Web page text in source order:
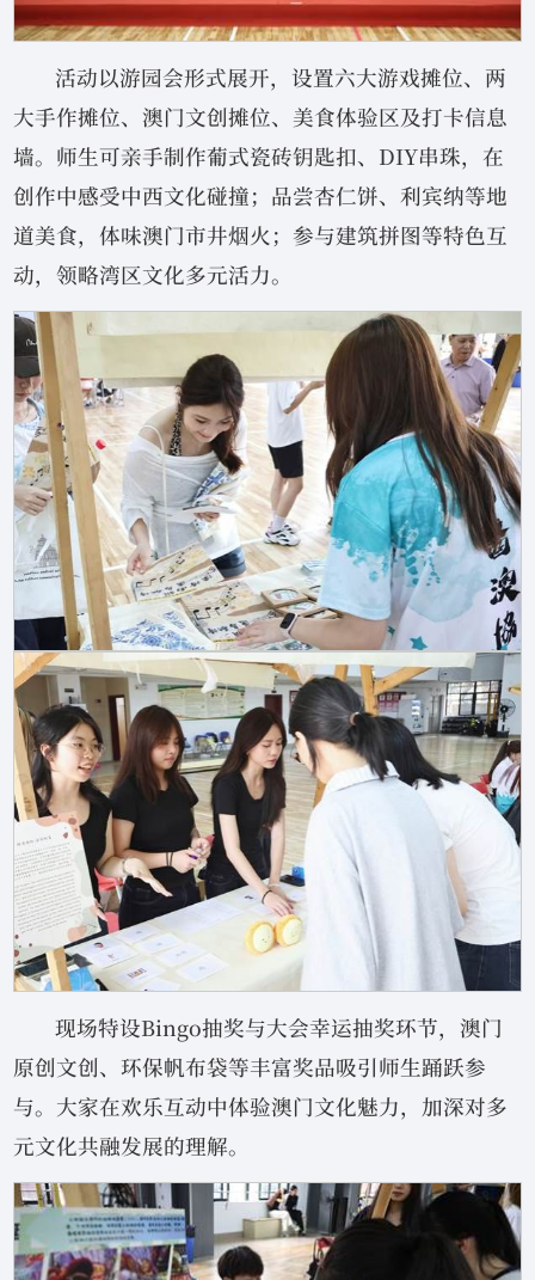
活动以游园会形式展开，设置六大游戏摊位、两
大手作摊位、澳门文创摊位、美食体验区及打卡信息
墙。师生可亲手制作葡式瓷砖钥匙扣、DIY串珠，在
创作中感受中西文化碰撞；品尝杏仁饼、利宾纳等地
道美食，体味澳门市井烟火；参与建筑拼图等特色互
动，领略湾区文化多元活力。
现场特设Bingo抽奖与大会幸运抽奖环节，澳门
原创文创、环保帆布袋等丰富奖品吸引师生踊跃参
与。大家在欢乐互动中体验澳门文化魅力，加深对多
元文化共融发展的理解。